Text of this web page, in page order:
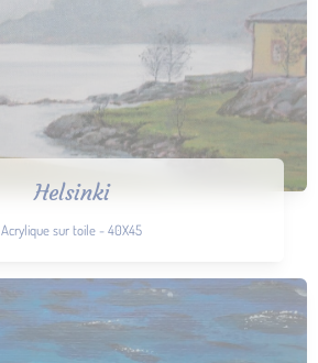
Helsinki
Acrylique sur toile - 40X45